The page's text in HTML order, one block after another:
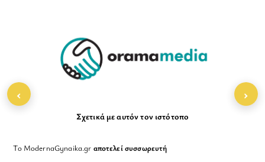
Σχετικά με αυτόν τον ιστότοπο
Το ModernaGynaika.gr αποτελεί συσσωρευτή
‹ ›